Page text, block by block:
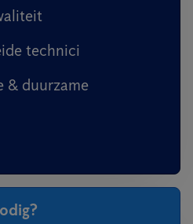
technici
& duurzame